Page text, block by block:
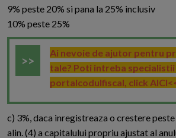
9% peste 20% si pana la 25% inclusiv
10% peste 25%
Ai nevoie de ajutor pentru
tale? Poti intreba
portalcodulfiscal, click
c) 3%, daca inregistreaza o crestere
alin. (4) a capitalului propriu ajustat al